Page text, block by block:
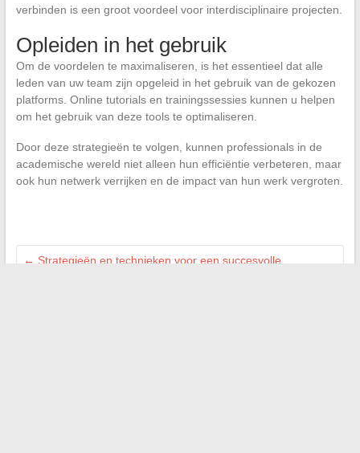
verbinden is een groot voordeel voor interdisciplinaire projecten.
Opleiden in het gebruik
Om de voordelen te maximaliseren, is het essentieel dat alle
leden van uw team zijn opgeleid in het gebruik van de gekozen
platforms. Online tutorials en trainingssessies kunnen u helpen
om het gebruik van deze tools te optimaliseren.
Door deze strategieën te volgen, kunnen professionals in de
academische wereld niet alleen hun efficiëntie verbeteren, maar
ook hun netwerk verrijken en de impact van hun werk vergroten.
← Strategieën en technieken voor een succesvolle